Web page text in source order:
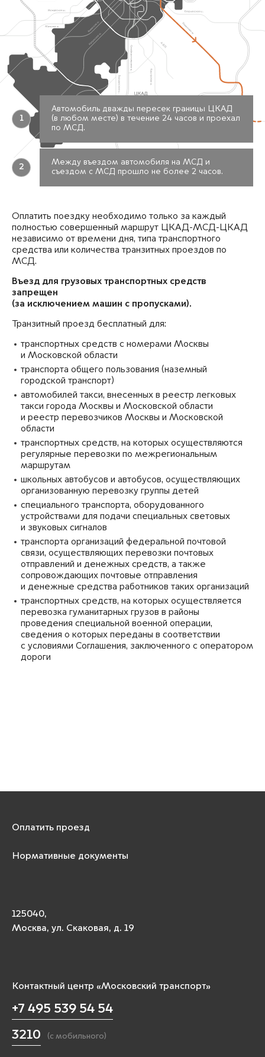
1
Автомобиль дважды пересек границы ЦКАД
(в любом месте) в течение 24 часов и проехал
по МСД.
2
Между въездом автомобиля на МСД и
съездом с МСД прошло не более 2 часов.
Оплатить поездку необходимо только за каждый
полностью совершенный маршрут ЦКАД-МСД-ЦКАД
независимо от времени дня, типа транспортного
средства или количества транзитных проездов по
МСД.
Въезд для грузовых транспортных средств
запрещен
(за исключением машин с пропусками).
Транзитный проезд бесплатный для:
транспортных средств с номерами Москвы
и Московской области
транспорта общего пользования (наземный
городской транспорт)
автомобилей такси, внесенных в реестр легковых
такси города Москвы и Московской области
и реестр перевозчиков Москвы и Московской
области
транспортных средств, на которых осуществляются
регулярные перевозки по межрегиональным
маршрутам
школьных автобусов и автобусов, осуществляющих
организованную перевозку группы детей
специального транспорта, оборудованного
устройствами для подачи специальных световых
и звуковых сигналов
транспорта организаций федеральной почтовой
связи, осуществляющих перевозки почтовых
отправлений и денежных средств, а также
сопровождающих почтовые отправления
и денежные средства работников таких организаций
транспортных средств, на которых осуществляется
перевозка гуманитарных грузов в районы
проведения специальной военной операции,
сведения о которых переданы в соответствии
с условиями Соглашения, заключенного с оператором
дороги
Оплатить проезд
Нормативные документы
125040,
Москва, ул. Скаковая, д. 19
Контактный центр «Московский транспорт»
+7 495 539 54 54
3210
(с мобильного)